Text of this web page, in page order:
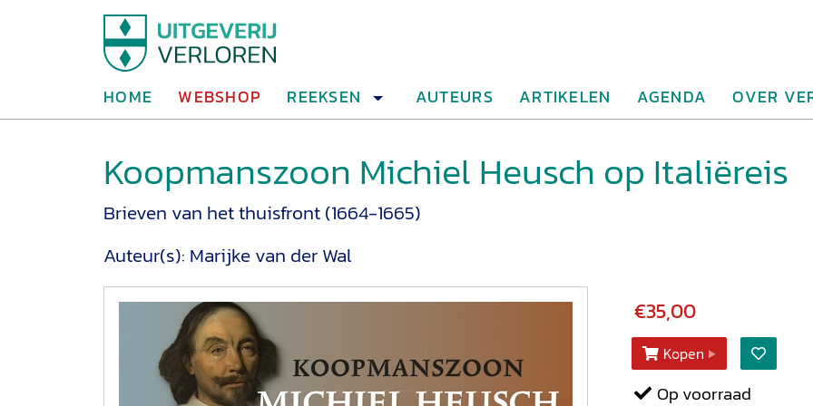
HOME WEBSHOP REEKSEN AUTEURS ARTIKELEN AGENDA OVER
Koopmanszoon Michiel Heusch op Italiëreis
Brieven van het thuisfront (1664-1665)
Auteur(s): Marijke van der Wal
€35,00
Kopen
Op voorraad